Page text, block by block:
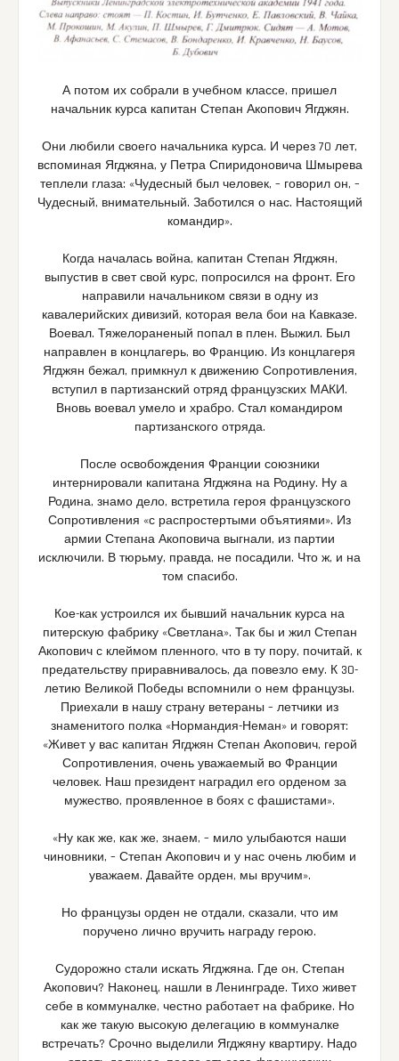
А потом их собрали в учебном классе, пришел
начальник курса капитан Степан Акопович Ягджян.
Они любили своего начальника курса. И через 70 лет,
вспоминая Ягджяна, у Петра Спиридоновича Шмырева
теплели глаза: «Чудесный был человек, – говорил он, –
Чудесный, внимательный. Заботился о нас. Настоящий
командир».
Когда началась война, капитан Степан Ягджян,
выпустив в свет свой курс, попросился на фронт. Его
направили начальником связи в одну из
кавалерийских дивизий, которая вела бои на Кавказе.
Воевал. Тяжелораненый попал в плен. Выжил. Был
направлен в концлагерь, во Францию. Из концлагеря
Ягджян бежал, примкнул к движению Сопротивления,
вступил в партизанский отряд французских МАКИ.
Вновь воевал умело и храбро. Стал командиром
партизанского отряда.
После освобождения Франции союзники
интернировали капитана Ягджяна на Родину. Ну а
Родина, знамо дело, встретила героя французского
Сопротивления «с распростертыми объятиями». Из
армии Степана Акоповича выгнали, из партии
исключили. В тюрьму, правда, не посадили. Что ж, и на
том спасибо.
Кое-как устроился их бывший начальник курса на
питерскую фабрику «Светлана». Так бы и жил Степан
Акопович с клеймом пленного, что в ту пору, почитай, к
предательству приравнивалось, да повезло ему. К 30-
летию Великой Победы вспомнили о нем французы.
Приехали в нашу страну ветераны – летчики из
знаменитого полка «Нормандия-Неман» и говорят:
«Живет у вас капитан Ягджян Степан Акопович, герой
Сопротивления, очень уважаемый во Франции
человек. Наш президент наградил его орденом за
мужество, проявленное в боях с фашистами».
«Ну как же, как же, знаем, – мило улыбаются наши
чиновники, – Степан Акопович и у нас очень любим и
уважаем. Давайте орден, мы вручим».
Но французы орден не отдали, сказали, что им
поручено лично вручить награду герою.
Судорожно стали искать Ягджяна. Где он, Степан
Акопович? Наконец, нашли в Ленинграде. Тихо живет
себе в коммуналке, честно работает на фабрике. Но
как же такую высокую делегацию в коммуналке
встречать? Срочно выделили Ягджяну квартиру. Надо